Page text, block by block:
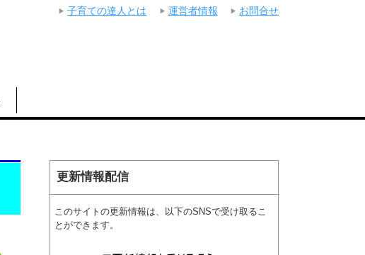
更新情報配信
このサイトの更新情報は、以下のSNSで受け取るこ
とができます。
子育ての達人とは 運営者情報 お問合せ